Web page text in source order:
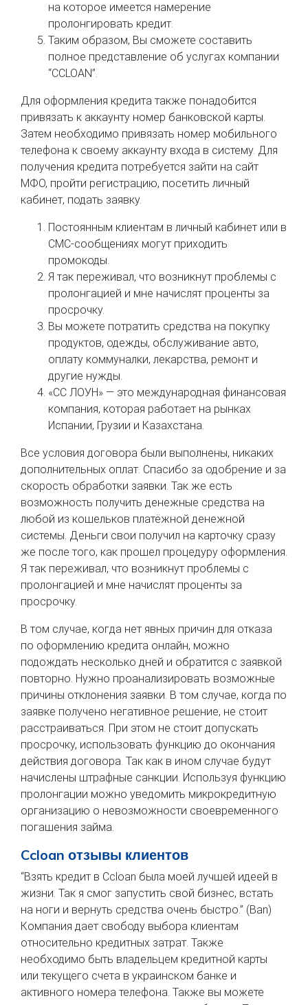
на которое имеется намерение
пролонгировать кредит.
Таким образом, Вы сможете составить
полное представление об услугах компании
“CCLOAN”.
Для оформления кредита также понадобится
привязать к аккаунту номер банковской карты.
Затем необходимо привязать номер мобильного
телефона к своему аккаунту входа в систему. Для
получения кредита потребуется зайти на сайт
МФО, пройти регистрацию, посетить личный
кабинет, подать заявку.
Постоянным клиентам в личный кабинет или в
СМС-сообщениях могут приходить
промокоды.
Я так переживал, что возникнут проблемы с
пролонгацией и мне начислят проценты за
просрочку.
Вы можете потратить средства на покупку
продуктов, одежды, обслуживание авто,
оплату коммуналки, лекарства, ремонт и
другие нужды.
«CC ЛОУН» — это международная финансовая
компания, которая работает на рынках
Испании, Грузии и Казахстана.
Все условия договора были выполнены, никаких
дополнительных оплат. Спасибо за одобрение и за
скорость обработки заявки. Так же есть
возможность получить денежные средства на
любой из кошельков платёжной денежной
системы. Деньги свои получил на карточку сразу
же после того, как прошел процедуру оформления.
Я так переживал, что возникнут проблемы с
пролонгацией и мне начислят проценты за
просрочку.
В том случае, когда нет явных причин для отказа
по оформлению кредита онлайн, можно
подождать несколько дней и обратится с заявкой
повторно. Нужно проанализировать возможные
причины отклонения заявки. В том случае, когда по
заявке получено негативное решение, не стоит
расстраиваться. При этом не стоит допускать
просрочку, использовать функцию до окончания
действия договора. Так как в ином случае будут
начислены штрафные санкции. Используя функцию
пролонгации можно уведомить микрокредитную
организацию о невозможности своевременного
погашения займа.
Ccloan отзывы клиентов
“Взять кредит в Ccloan была моей лучшей идеей в
жизни. Так я смог запустить свой бизнес, встать
на ноги и вернуть средства очень быстро.” (Ban)
Компания дает свободу выбора клиентам
относительно кредитных затрат. Также
необходимо быть владельцем кредитной карты
или текущего счета в украинском банке и
активного номера телефона. Также вы можете